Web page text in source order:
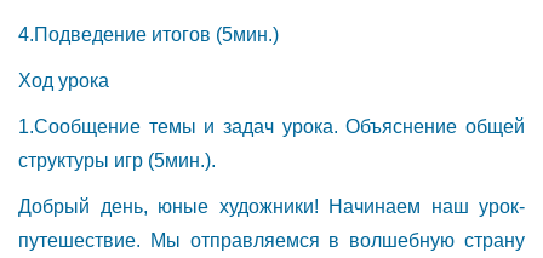
4.Подведение итогов (5мин.)
Ход урока
1.Сообщение темы и задач урока. Объяснение общей
структуры игр (5мин.).
Добрый день, юные художники! Начинаем наш урок-
путешествие. Мы отправляемся в волшебную страну